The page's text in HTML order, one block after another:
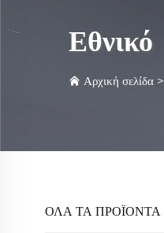
Εθνικό
Αρχική σελίδα >
ΟΛΑ ΤΑ ΠΡΟΪΟΝΤΑ